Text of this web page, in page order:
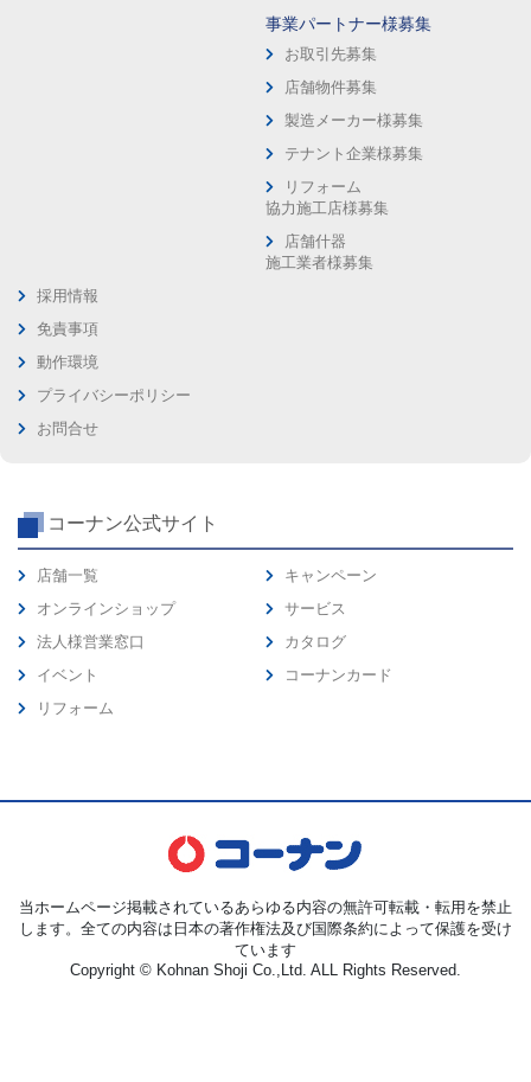
事業パートナー様募集
お取引先募集
店舗物件募集
製造メーカー様募集
テナント企業様募集
リフォーム
協力施工店様募集
店舗什器
施工業者様募集
採用情報
免責事項
動作環境
プライバシーポリシー
お問合せ
コーナン公式サイト
店舗一覧
オンラインショップ
法人様営業窓口
イベント
リフォーム
キャンペーン
サービス
カタログ
コーナンカード
当ホームページ掲載されているあらゆる内容の無許可転載・転用を禁止
します。全ての内容は日本の著作権法及び国際条約によって保護を受け
ています
Copyright © Kohnan Shoji Co.,Ltd. ALL Rights Reserved.